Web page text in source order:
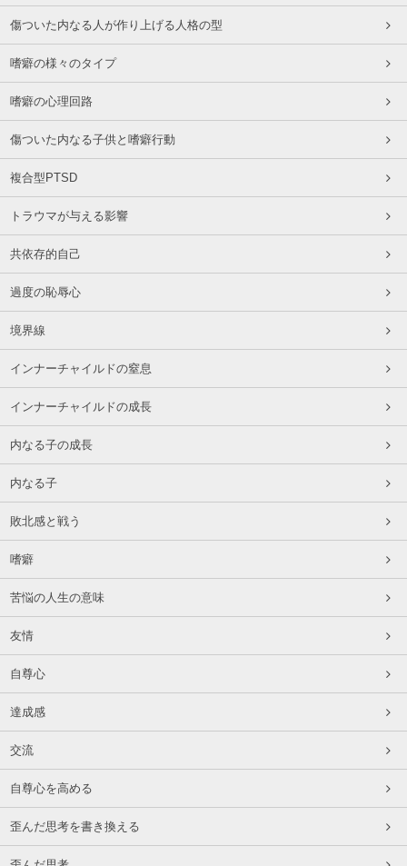
傷ついた内なる人が作り上げる人格の型
嗜癖の様々のタイプ
嗜癖の心理回路
傷ついた内なる子供と嗜癖行動
複合型PTSD
トラウマが与える影響
共依存的自己
過度の恥辱心
境界線
インナーチャイルドの窒息
インナーチャイルドの成長
内なる子の成長
内なる子
敗北感と戦う
嗜癖
苦悩の人生の意味
友情
自尊心
達成感
交流
自尊心を高める
歪んだ思考を書き換える